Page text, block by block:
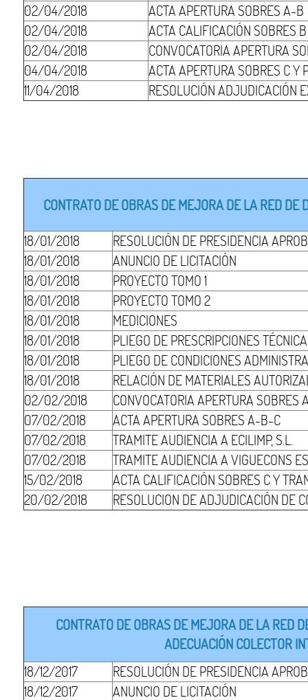
02/04/2018
ACTA APERTURA SOBRES A-B
02/04/2018
ACTA CALIFICACIÓN SOBRES B
02/04/2018
CONVOCATORIA APERTURA
04/04/2018
ACTA APERTURA SOBRES C Y
11/04/2018
RESOLUCIÓN ADJUDICACIÓN
CONTRATO DE OBRAS DE MEJORA DE LA RED
18/01/2018
RESOLUCIÓN DE PRESIDENCIA
18/01/2018
ANUNCIO DE LICITACIÓN
18/01/2018
PROYECTO TOMO 1
18/01/2018
PROYECTO TOMO 2
18/01/2018
MEDICIONES
18/01/2018
PLIEGO DE PRESCRIPCIONES
18/01/2018
PLIEGO DE CONDICIONES
18/01/2018
RELACIÓN DE MATERIALES
02/02/2018
CONVOCATORIA APERTURA SOBRES
07/02/2018
ACTA APERTURA SOBRES A-B-C
07/02/2018
TRAMITE AUDIENCIA A ECILIMP, S.L.
07/02/2018
TRAMITE AUDIENCIA A VIGUECONS
15/02/2018
ACTA CALIFICACIÓN SOBRES C Y
20/02/2018
RESOLUCION DE ADJUDICACIÓN DE
CONTRATO DE OBRAS DE MEJORA DE LA RED
ADECUACIÓN COLECTOR
18/12/2017
RESOLUCIÓN DE PRESIDENCIA
18/12/2017
ANUNCIO DE LICITACIÓN